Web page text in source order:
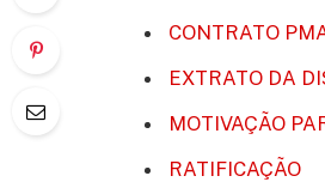
CONTRATO
EXTRATO DA
MOTIVAÇÃO
RATIFICAÇÃO